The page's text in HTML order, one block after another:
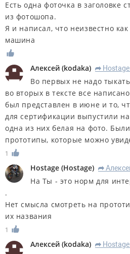
Есть одна фоточка в заголовке
из фотошопа.
Я и написал, что неизвестно
машина
Алексей (kodaka) R Hostage
Во первых не надо
во вторых в тексте все
был представлен в июне и то,
для сертификации выпустили
одна из них белая на фото.
прототипы, которые можно
1
Hostage (Hostage) R
На Ты - это норм для
.
Нет смысла смотреть на
их названия
1
Алексей (kodaka) R Hostage